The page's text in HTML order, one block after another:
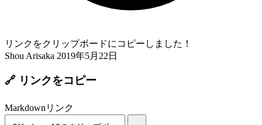
リンクをクリップボードにコピーしました！
Shou Arisaka 2019年5月22日
🔗 リンクをコピー
Markdownリンク